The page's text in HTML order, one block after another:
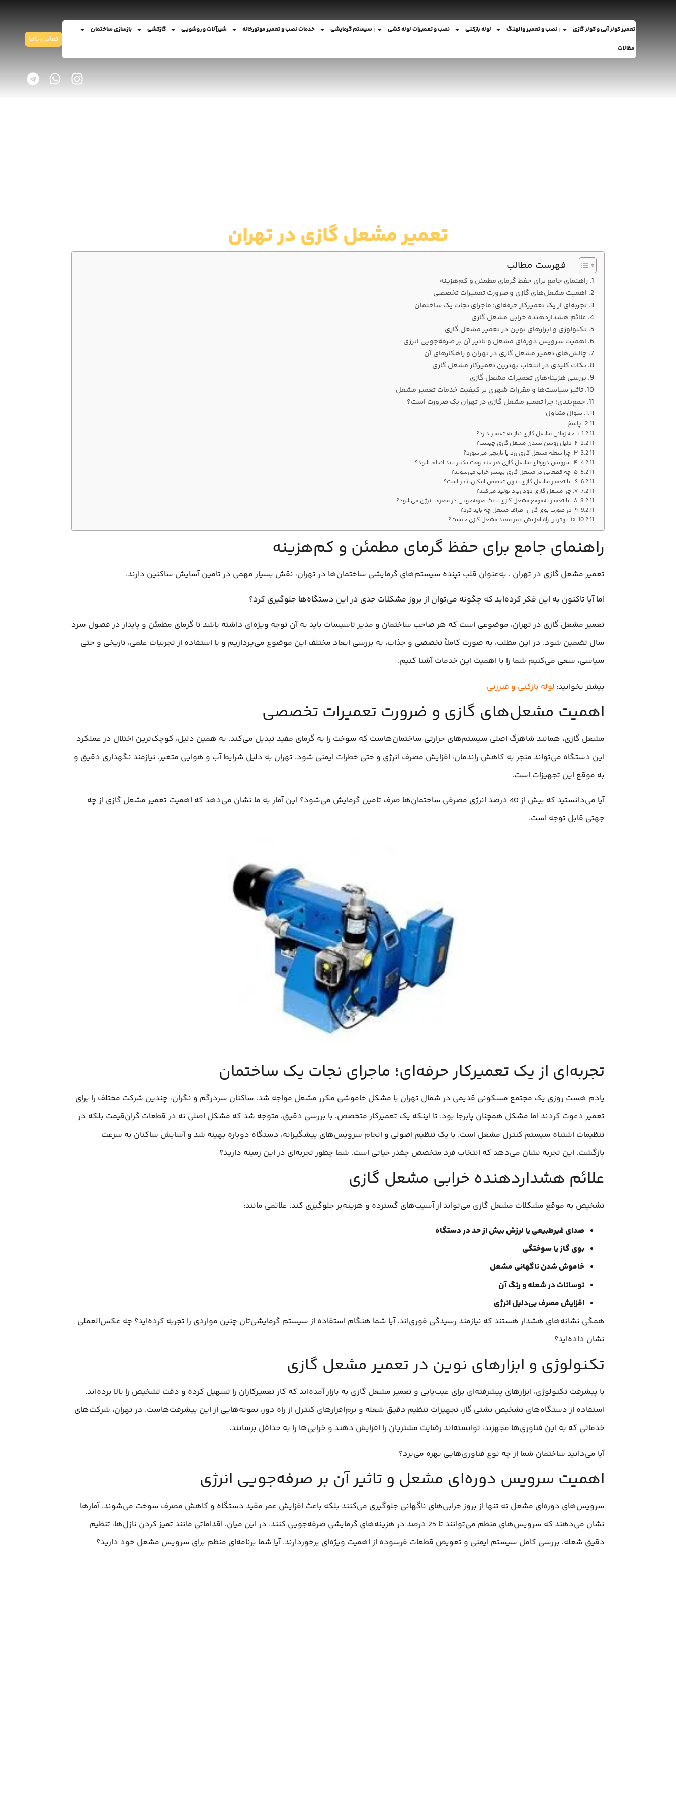
تعمیر کولر آبی و کولر گازی نصب و تعمیر والهنگ لوله بازکنی نصب و تعمیرات لوله کشی سیستم گرمایشی خدمات نصب و تعمیر موتورخانه شیرآلات و روشویی گازکشی
بازسازی ساختمان
مقالات
تماس باما
تعمیر مشعل گازی در تهران
فهرست مطالب
راهنمای جامع برای حفظ گرمای مطمئن و کم‌هزینه
اهمیت مشعل‌های گازی و ضرورت تعمیرات تخصصی
تجربه‌ای از یک تعمیرکار حرفه‌ای؛ ماجرای نجات یک ساختمان
علائم هشداردهنده خرابی مشعل گازی
تکنولوژی و ابزارهای نوین در تعمیر مشعل گازی
اهمیت سرویس دوره‌ای مشعل و تاثیر آن بر صرفه‌جویی انرژی
چالش‌های تعمیر مشعل گازی در تهران و راهکارهای آن
نکات کلیدی در انتخاب بهترین تعمیرکار مشعل گازی
بررسی هزینه‌های تعمیرات مشعل گازی
تاثیر سیاست‌ها و مقررات شهری بر کیفیت خدمات تعمیر مشعل
جمع‌بندی؛ چرا تعمیر مشعل گازی در تهران یک ضرورت است؟
سوال متداول
پاسخ
۱. چه زمانی مشعل گازی نیاز به تعمیر دارد؟
۲. دلیل روشن نشدن مشعل گازی چیست؟
۳. چرا شعله مشعل گازی زرد یا نارنجی می‌سوزد؟
۴. سرویس دوره‌ای مشعل گازی هر چند وقت یکبار باید انجام شود؟
۵. چه قطعاتی در مشعل گازی بیشتر خراب می‌شوند؟
۶. آیا تعمیر مشعل گازی بدون تخصص امکان‌پذیر است؟
۷. چرا مشعل گازی دود زیاد تولید می‌کند؟
۸. آیا تعمیر به‌موقع مشعل گازی باعث صرفه‌جویی در مصرف انرژی می‌شود؟
۹. در صورت بوی گاز از اطراف مشعل چه باید کرد؟
۱۰. بهترین راه افزایش عمر مفید مشعل گازی چیست؟
راهنمای جامع برای حفظ گرمای مطمئن و کم‌هزینه
تعمیر مشعل گازی در تهران ، به‌عنوان قلب تپنده سیستم‌های گرمایشی ساختمان‌ها در تهران، نقش بسیار مهمی در تامین آسایش ساکنین دارند.
اما آیا تاکنون به این فکر کرده‌اید که چگونه می‌توان از بروز مشکلات جدی در این دستگاه‌ها جلوگیری کرد؟
تعمیر مشعل گازی در تهران، موضوعی است که هر صاحب ساختمان و مدیر تاسیسات باید به آن توجه ویژه‌ای داشته باشد تا گرمای مطمئن و پایدار در فصول سرد
سال تضمین شود. در این مطلب، به صورت کاملاً تخصصی و جذاب، به بررسی ابعاد مختلف این موضوع می‌پردازیم و با استفاده از تجربیات علمی، تاریخی و حتی
سیاسی، سعی می‌کنیم شما را با اهمیت این خدمات آشنا کنیم.
بیشتر بخوانید: لوله بازکنی و فنرزنی
اهمیت مشعل‌های گازی و ضرورت تعمیرات تخصصی
مشعل گازی، همانند شاهرگ اصلی سیستم‌های حرارتی ساختمان‌هاست که سوخت را به گرمای مفید تبدیل می‌کند. به همین دلیل، کوچک‌ترین اختلال در عملکرد
این دستگاه می‌تواند منجر به کاهش راندمان، افزایش مصرف انرژی و حتی خطرات ایمنی شود. تهران به دلیل شرایط آب و هوایی متغیر، نیازمند نگهداری دقیق و
به موقع این تجهیزات است.
آیا می‌دانستید که بیش از 40 درصد انرژی مصرفی ساختمان‌ها صرف تامین گرمایش می‌شود؟ این آمار به ما نشان می‌دهد که اهمیت تعمیر مشعل گازی از چه
جهتی قابل توجه است.
تجربه‌ای از یک تعمیرکار حرفه‌ای؛ ماجرای نجات یک ساختمان
یادم هست روزی یک مجتمع مسکونی قدیمی در شمال تهران با مشکل خاموشی مکرر مشعل مواجه شد. ساکنان سردرگم و نگران، چندین شرکت مختلف را برای
تعمیر دعوت کردند اما مشکل همچنان پابرجا بود. تا اینکه یک تعمیرکار متخصص، با بررسی دقیق، متوجه شد که مشکل اصلی نه در قطعات گران‌قیمت بلکه در
تنظیمات اشتباه سیستم کنترل مشعل است. با یک تنظیم اصولی و انجام سرویس‌های پیشگیرانه، دستگاه دوباره بهینه شد و آسایش ساکنان به سرعت
بازگشت. این تجربه نشان می‌دهد که انتخاب فرد متخصص چقدر حیاتی است. شما چطور تجربه‌ای در این زمینه دارید؟
علائم هشداردهنده خرابی مشعل گازی
تشخیص به موقع مشکلات مشعل گازی می‌تواند از آسیب‌های گسترده و هزینه‌بر جلوگیری کند. علائمی مانند:
صدای غیرطبیعی یا لرزش بیش از حد در دستگاه
بوی گاز یا سوختگی
خاموش شدن ناگهانی مشعل
نوسانات در شعله و رنگ آن
افزایش مصرف بی‌دلیل انرژی
همگی نشانه‌های هشدار هستند که نیازمند رسیدگی فوری‌اند. آیا شما هنگام استفاده از سیستم گرمایشی‌تان چنین مواردی را تجربه کرده‌اید؟ چه عکس‌العملی
نشان داده‌اید؟
تکنولوژی و ابزارهای نوین در تعمیر مشعل گازی
با پیشرفت تکنولوژی، ابزارهای پیشرفته‌ای برای عیب‌یابی و تعمیر مشعل گازی به بازار آمده‌اند که کار تعمیرکاران را تسهیل کرده و دقت تشخیص را بالا برده‌اند.
استفاده از دستگاه‌های تشخیص نشتی گاز، تجهیزات تنظیم دقیق شعله و نرم‌افزارهای کنترل از راه دور، نمونه‌هایی از این پیشرفت‌هاست. در تهران، شرکت‌های
خدماتی که به این فناوری‌ها مجهزند، توانسته‌اند رضایت مشتریان را افزایش دهند و خرابی‌ها را به حداقل برسانند.
آیا می‌دانید ساختمان شما از چه نوع فناوری‌هایی بهره می‌برد؟
اهمیت سرویس دوره‌ای مشعل و تاثیر آن بر صرفه‌جویی انرژی
سرویس‌های دوره‌ای مشعل نه تنها از بروز خرابی‌های ناگهانی جلوگیری می‌کنند بلکه باعث افزایش عمر مفید دستگاه و کاهش مصرف سوخت می‌شوند. آمارها
نشان می‌دهند که سرویس‌های منظم می‌توانند تا 25 درصد در هزینه‌های گرمایشی صرفه‌جویی کنند. در این میان، اقداماتی مانند تمیز کردن نازل‌ها، تنظیم
دقیق شعله، بررسی کامل سیستم ایمنی و تعویض قطعات فرسوده از اهمیت ویژه‌ای برخوردارند. آیا شما برنامه‌ای منظم برای سرویس مشعل خود دارید؟